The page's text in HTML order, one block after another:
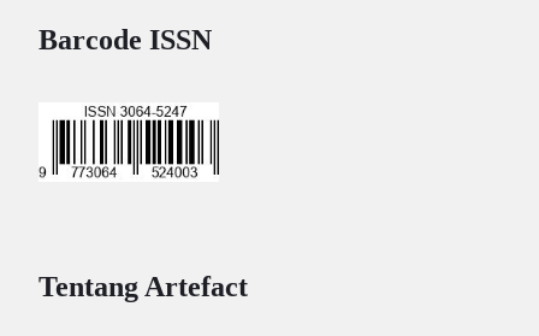
Barcode ISSN
Tentang Artefact